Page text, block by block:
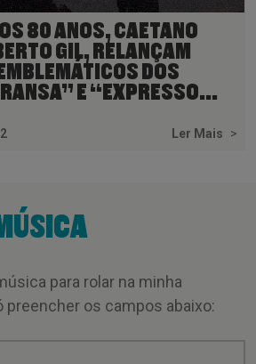
80 ANOS, CAETANO
GIL, RELANÇAM
DOS
E “EXPRESSO...
Ler Mais >
para rolar na minha
preencher os campos abaixo: